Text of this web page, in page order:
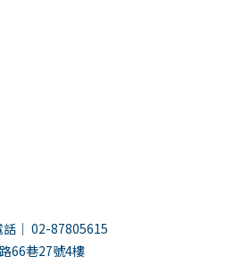
｜ 02-87805615
66巷27號4樓